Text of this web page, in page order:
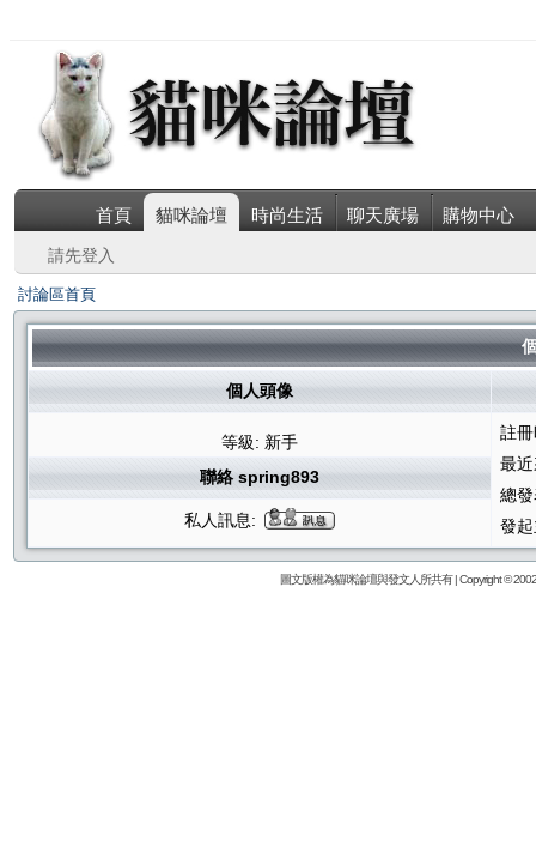
首頁 貓咪論壇 時尚生活 聊天廣場 購物中心
請先登入
討論區首頁
個人頭像
等級: 新手
註
最
總
發
聯絡 spring893
私人訊息:
圖文版權為貓咪論壇與發文人所共有 | Copyright ©